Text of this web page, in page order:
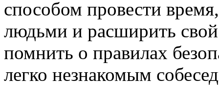
способом провести
людьми и расширить
помнить о правилах
легко незнакомым